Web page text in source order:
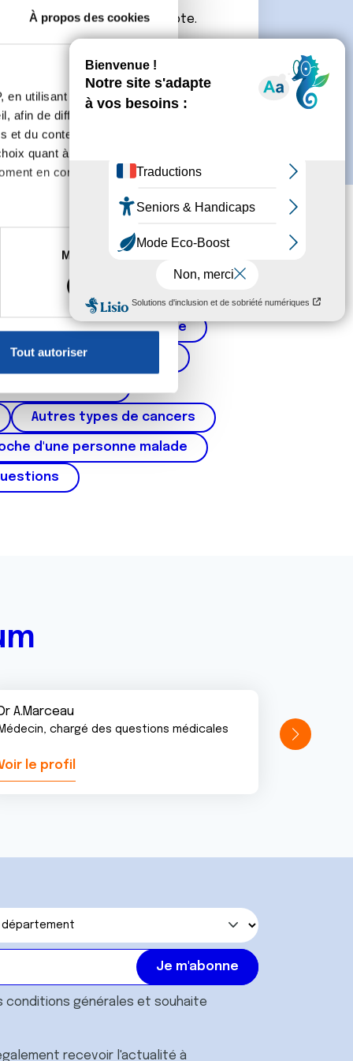
À propos des cookies
en utilisant des
afin de diffuser des
du contenu, ainsi que de
quant à l'utilisation de
en consultant la
à plusieurs mètres près
reportez-vous à lasection «
sur les cookies.
informations que
Marketing
Tout autoriser
ou de créer un compte.
Cancer de la prostate
de l'utérus, ovaires)
Autres types de cancers
d'une personne malade
A.Marceau
chargé des questions médicales
le profil
conditions générales et souhaite
recevoir l'actualité à